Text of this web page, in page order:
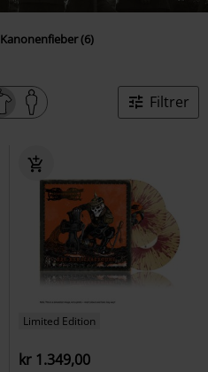
Kanonenfieber (6)
Filtrer
Limited Edition
kr 1.349,00